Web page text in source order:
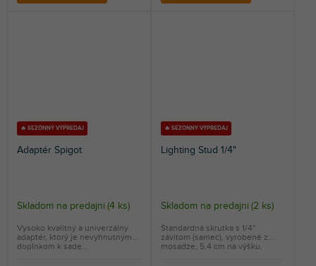
🔥 SEZÓNNY VÝPREDAJ
Adaptér Spigot
Skladom na predajni (4 ks)
Vysoko kvalitný a univerzálny
adaptér, ktorý je nevyhnutným
doplnkom k sade...
🔥 SEZÓNNY VÝPREDAJ
Lighting Stud 1/4"
Skladom na predajni (2 ks)
Štandardná skrutka s 1/4"
závitom (samec), vyrobené z
mosadze, 5,4 cm na výšku.